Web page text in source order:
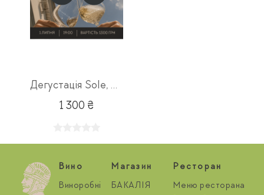
Дегустація Sole, Mare e Vino 01.07
1 300 ₴
Вино
Виноробні
Магазин
БАКАЛІЯ
Ресторан
Меню ресторана